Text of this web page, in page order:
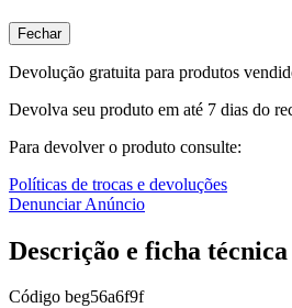
Fechar
Devolução gratuita para produtos
Devolva seu produto em até 7 dias do
Para devolver o produto consulte:
Políticas de trocas e devoluções
Denunciar Anúncio
Descrição e ficha técnica
Código beg56a6f9f